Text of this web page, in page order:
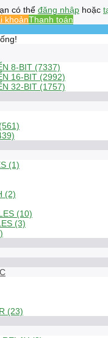
có thể đăng nhập hoặc
khoảnThanh toán
8-BIT (7337)
16-BIT (2992)
32-BIT (1757)
(1)
(2)
(10)
(3)
(23)